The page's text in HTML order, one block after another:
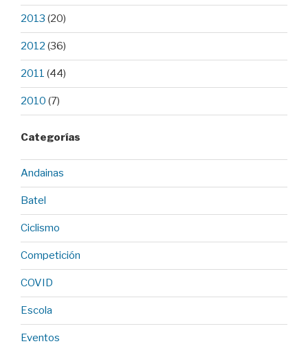
2013 (20)
2012 (36)
2011 (44)
2010 (7)
Categorías
Andainas
Batel
Ciclismo
Competición
COVID
Escola
Eventos